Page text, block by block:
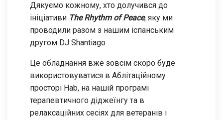
Дякуємо кожному, хто долучився до
ініціативи The Rhythm of Peace, яку ми
проводили разом з нашим іспанським
другом DJ Shantiago
Це обладнання вже зовсім скоро буде
використовуватися в Аблітаційному
просторі Hab, на нашій програмі
терапевтичного діджеїнгу та в
релаксаційних сесіях для ветеранів і